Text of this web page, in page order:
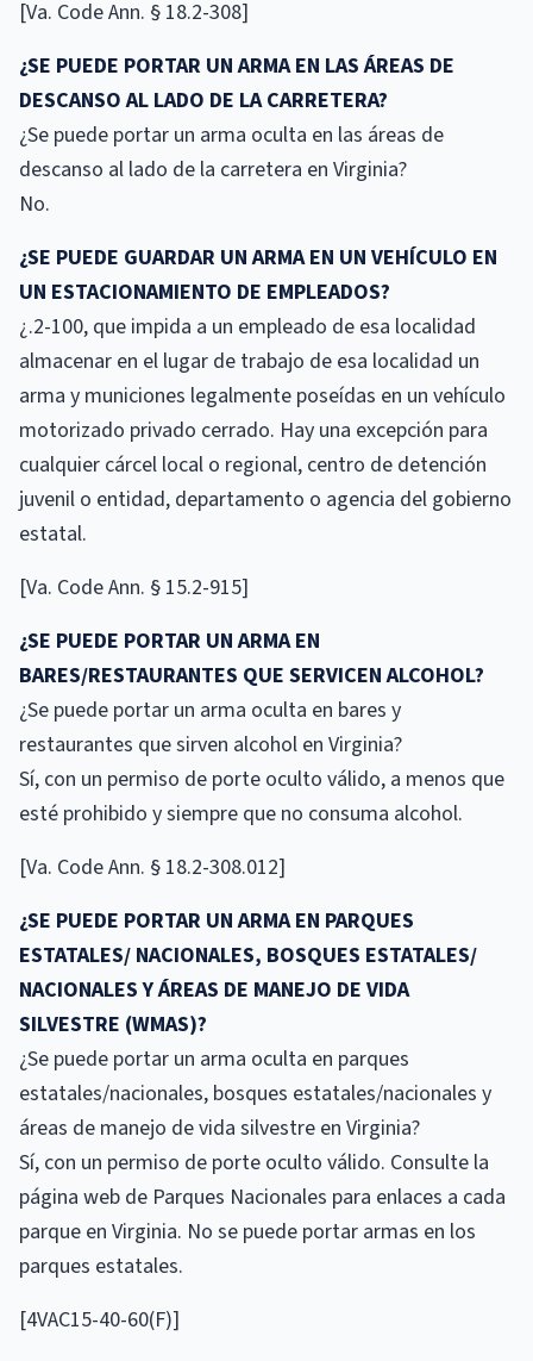
[Va. Code Ann. § 18.2-308]
¿SE PUEDE PORTAR UN ARMA EN LAS ÁREAS DE
DESCANSO AL LADO DE LA CARRETERA?
¿Se puede portar un arma oculta en las áreas de
descanso al lado de la carretera en Virginia?
No.
¿SE PUEDE GUARDAR UN ARMA EN UN VEHÍCULO EN
UN ESTACIONAMIENTO DE EMPLEADOS?
¿.2-100, que impida a un empleado de esa localidad
almacenar en el lugar de trabajo de esa localidad un
arma y municiones legalmente poseídas en un vehículo
motorizado privado cerrado. Hay una excepción para
cualquier cárcel local o regional, centro de detención
juvenil o entidad, departamento o agencia del gobierno
estatal.
[Va. Code Ann. § 15.2-915]
¿SE PUEDE PORTAR UN ARMA EN
BARES/RESTAURANTES QUE SERVICEN ALCOHOL?
¿Se puede portar un arma oculta en bares y
restaurantes que sirven alcohol en Virginia?
Sí, con un permiso de porte oculto válido, a menos que
esté prohibido y siempre que no consuma alcohol.
[Va. Code Ann. § 18.2-308.012]
¿SE PUEDE PORTAR UN ARMA EN PARQUES
ESTATALES/ NACIONALES, BOSQUES ESTATALES/
NACIONALES Y ÁREAS DE MANEJO DE VIDA
SILVESTRE (WMAS)?
¿Se puede portar un arma oculta en parques
estatales/nacionales, bosques estatales/nacionales y
áreas de manejo de vida silvestre en Virginia?
Sí, con un permiso de porte oculto válido. Consulte la
página web de Parques Nacionales para enlaces a cada
parque en Virginia. No se puede portar armas en los
parques estatales.
[4VAC15-40-60(F)]